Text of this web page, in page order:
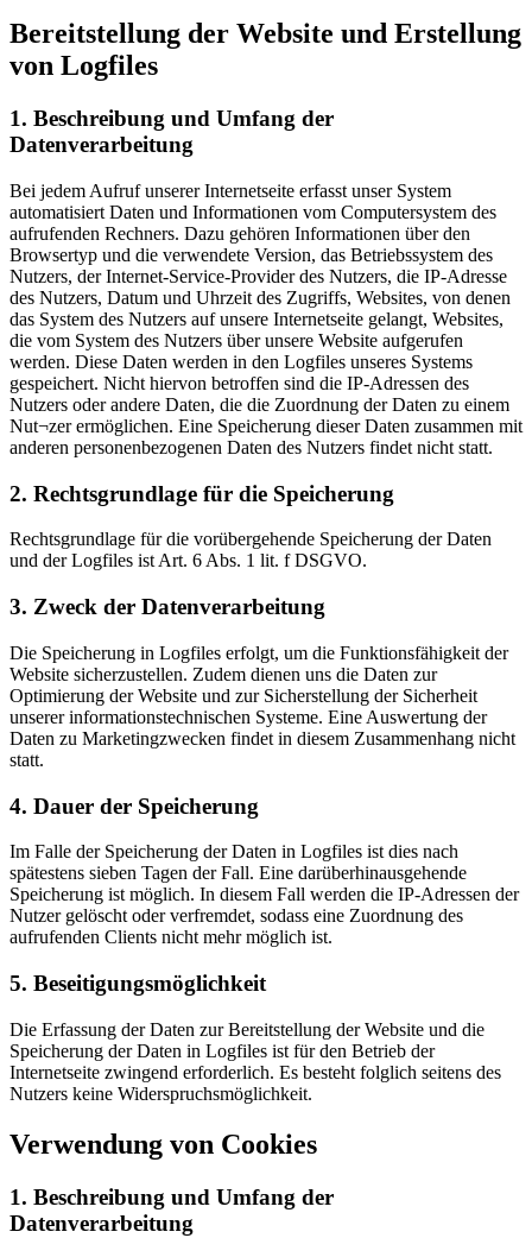
Bereitstellung der Website und Erstellung
von Logfiles
1. Beschreibung und Umfang der
Datenverarbeitung
Bei jedem Aufruf unserer Internetseite erfasst unser System
automatisiert Daten und Informationen vom Computersystem des
aufrufenden Rechners. Dazu gehören Informationen über den
Browsertyp und die verwendete Version, das Betriebssystem des
Nutzers, der Internet-Service-Provider des Nutzers, die IP-Adresse
des Nutzers, Datum und Uhrzeit des Zugriffs, Websites, von denen
das System des Nutzers auf unsere Internetseite gelangt, Websites,
die vom System des Nutzers über unsere Website aufgerufen
werden. Diese Daten werden in den Logfiles unseres Systems
gespeichert. Nicht hiervon betroffen sind die IP-Adressen des
Nutzers oder andere Daten, die die Zuordnung der Daten zu einem
Nut¬zer ermöglichen. Eine Speicherung dieser Daten zusammen mit
anderen personenbezogenen Daten des Nutzers findet nicht statt.
2. Rechtsgrundlage für die Speicherung
Rechtsgrundlage für die vorübergehende Speicherung der Daten
und der Logfiles ist Art. 6 Abs. 1 lit. f DSGVO.
3. Zweck der Datenverarbeitung
Die Speicherung in Logfiles erfolgt, um die Funktionsfähigkeit der
Website sicherzustellen. Zudem dienen uns die Daten zur
Optimierung der Website und zur Sicherstellung der Sicherheit
unserer informationstechnischen Systeme. Eine Auswertung der
Daten zu Marketingzwecken findet in diesem Zusammenhang nicht
statt.
4. Dauer der Speicherung
Im Falle der Speicherung der Daten in Logfiles ist dies nach
spätestens sieben Tagen der Fall. Eine darüberhinausgehende
Speicherung ist möglich. In diesem Fall werden die IP-Adressen der
Nutzer gelöscht oder verfremdet, sodass eine Zuordnung des
aufrufenden Clients nicht mehr möglich ist.
5. Beseitigungsmöglichkeit
Die Erfassung der Daten zur Bereitstellung der Website und die
Speicherung der Daten in Logfiles ist für den Betrieb der
Internetseite zwingend erforderlich. Es besteht folglich seitens des
Nutzers keine Widerspruchsmöglichkeit.
Verwendung von Cookies
1. Beschreibung und Umfang der
Datenverarbeitung